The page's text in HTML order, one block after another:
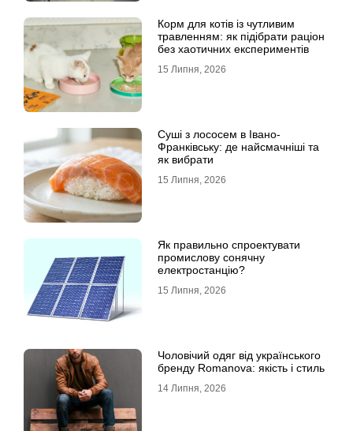
Корм для котів із чутливим
травленням: як підібрати раціон
без хаотичних експериментів
15 Липня, 2026
Суші з лососем в Івано-
Франківську: де найсмачніші та
як вибрати
15 Липня, 2026
Як правильно спроектувати
промислову сонячну
електростанцію?
15 Липня, 2026
Чоловічий одяг від українського
бренду Romanova: якість і стиль
14 Липня, 2026